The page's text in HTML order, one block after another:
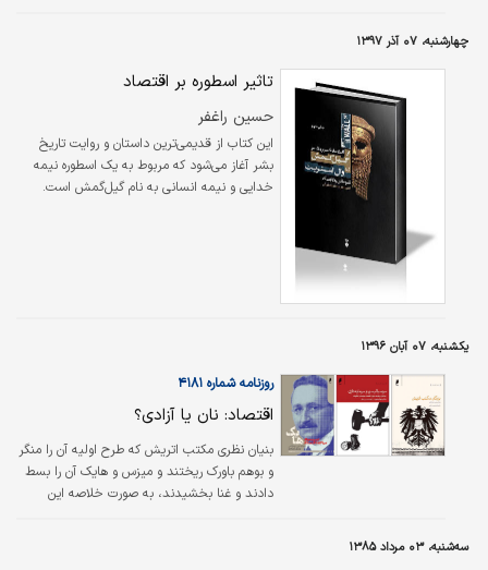
چهارشنبه، ۰۷ آذر ۱۳۹۷
تاثیر اسطوره بر اقتصاد
حسین راغفر
این کتاب از قدیمی‌ترین داستان و روایت تاریخ
بشر آغاز می‌شود که مربوط به یک اسطوره نیمه
خدایی و نیمه انسانی به نام گیل‌گمش است.
منحرف می‌کند.
یکشنبه، ۰۷ آبان ۱۳۹۶
روزنامه شماره ۴۱۸۱
اقتصاد: نان یا آزادی؟
بنیان نظری مکتب اتریش که طرح اولیه آن را منگر
و بوهم باورک ریختند و میزس و هایک آن را بسط
دادند و غنا بخشیدند، به صورت خلاصه این
سه‌شنبه، ۰۳ مرداد ۱۳۸۵